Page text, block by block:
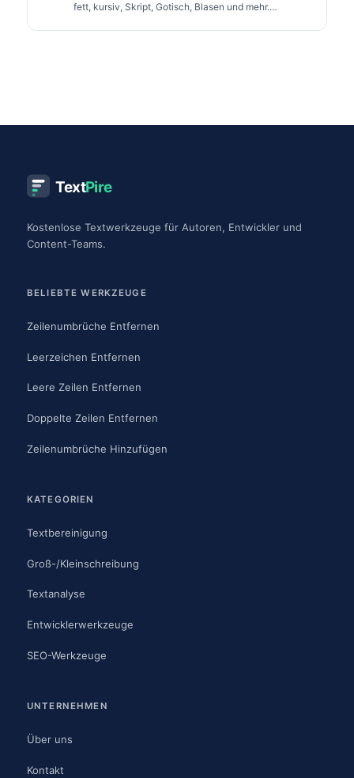
fett, kursiv, Skript, Gotisch, Blasen und mehr.
TextPire
Kostenlose Textwerkzeuge für Autoren, Entwickler und
Content-Teams.
BELIEBTE WERKZEUGE
Zeilenumbrüche Entfernen
Leerzeichen Entfernen
Leere Zeilen Entfernen
Doppelte Zeilen Entfernen
Zeilenumbrüche Hinzufügen
KATEGORIEN
Textbereinigung
Groß-/Kleinschreibung
Textanalyse
Entwicklerwerkzeuge
SEO-Werkzeuge
UNTERNEHMEN
Über uns
Kontakt